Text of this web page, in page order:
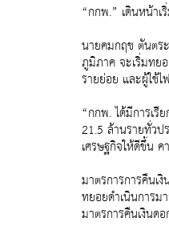
“กกพ.” เดินหน้าเ
นายคมกฤช ตันตร
ภูมิภาค จะเริ่มทย
รายย่อย และผู้ใช้
“กกพ. ได้มีการเ
21.5 ล้านรายทั่วป
เศรษฐกิจให้ดีขึ้น
มาตรการการคืนเ
ทยอยดำเนินการม
มาตรการคืนเงินด